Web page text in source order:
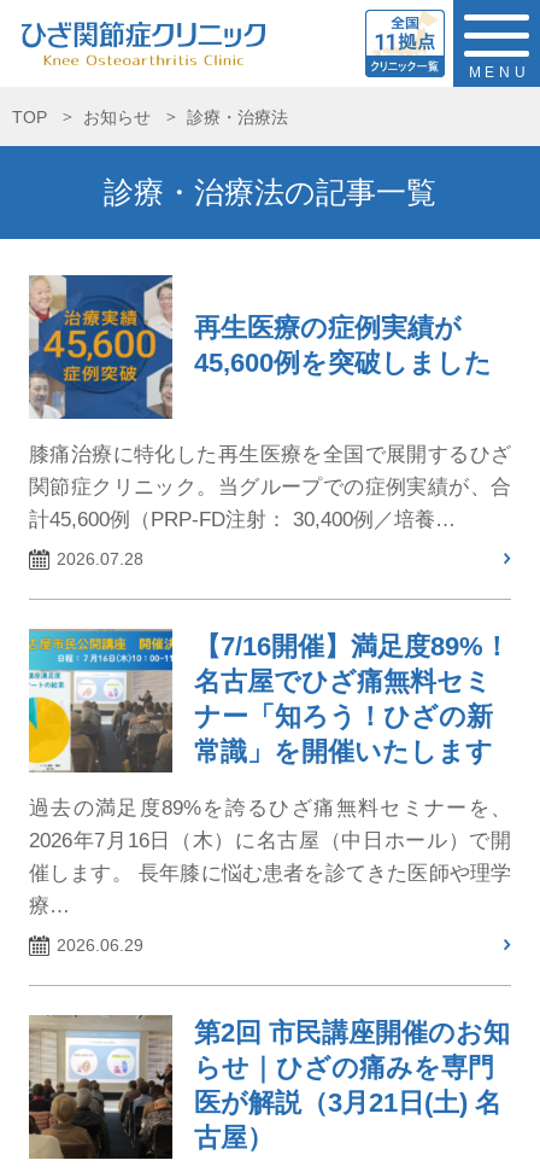
MENU
TOP お知らせ 診療・治療法
診療・治療法の記事一覧
再生医療の症例実績が
45,600例を突破しました
膝痛治療に特化した再生医療を全国で展開するひざ
関節症クリニック。当グループでの症例実績が、合
計45,600例（PRP-FD注射： 30,400例／培養…
2026.07.28
【7/16開催】満足度89%！
名古屋でひざ痛無料セミ
ナー「知ろう！ひざの新
常識」を開催いたします
過去の満足度89%を誇るひざ痛無料セミナーを、
2026年7月16日（木）に名古屋（中日ホール）で開
催します。 長年膝に悩む患者を診てきた医師や理学
療…
2026.06.29
第2回 市民講座開催のお知
らせ｜ひざの痛みを専門
医が解説（3月21日(土) 名
古屋）